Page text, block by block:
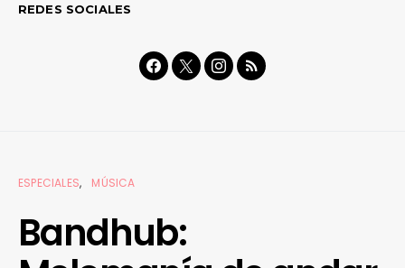
REDES SOCIALES
ESPECIALES MÚSICA
Bandhub: